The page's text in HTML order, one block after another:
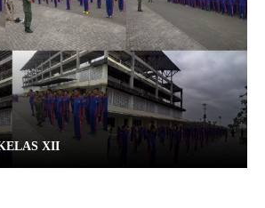
XII